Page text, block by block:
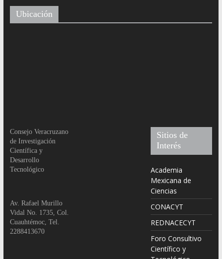
Ubicación
Consejo Veracruzano
de Investigación
Científica y
Desarrollo
Tecnológico
Av. Rafael Murillo
Vidal No. 1735, Col.
Cuauhtémoc, Tel.
2288413670
Sitios de
Interés
Academia
Mexicana de
Ciencias
CONACYT
REDNACECYT
Foro Consultivo
Científico y